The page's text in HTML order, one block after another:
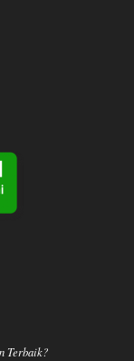
Terbaik?